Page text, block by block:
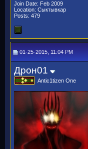
Join Date: Feb 2009
Location: Сыктывкар
Posts: 479
01-25-2015, 11:04 PM
Дрон01
Antic1tizen One